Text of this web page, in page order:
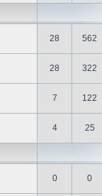
28 562
28 322
7 122
4 25
0 0